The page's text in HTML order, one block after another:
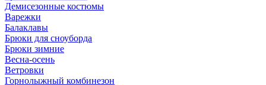
Демисезонные костюмы
Варежки
Балаклавы
Брюки для сноуборда
Брюки зимние
Весна-осень
Ветровки
Горнолыжный комбинезон